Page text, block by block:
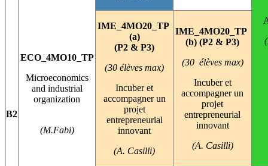
B2
ECO_4MO10_TP
Microeconomics
and industrial
organization
(M.Fabi)
IME_4MO20_TP
(a)
(P2 & P3)
(30 élèves max)
Incuber et
accompagner un
projet
entrepreneurial
innovant
(A. Casilli)
IME_4MO20_TP
(b) (P2 & P3)
(30 élèves max)
Incuber et
accompagner un
projet
entrepreneurial
innovant
(A. Casilli)